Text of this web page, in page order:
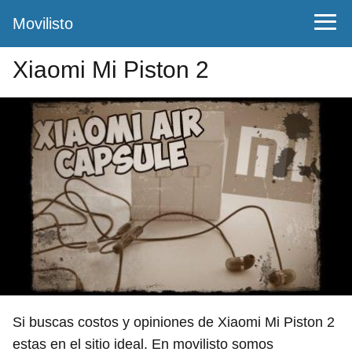
Movilisto
Xiaomi Mi Piston 2
Si buscas costos y opiniones de Xiaomi Mi Piston 2
estas en el sitio ideal. En movilisto somos